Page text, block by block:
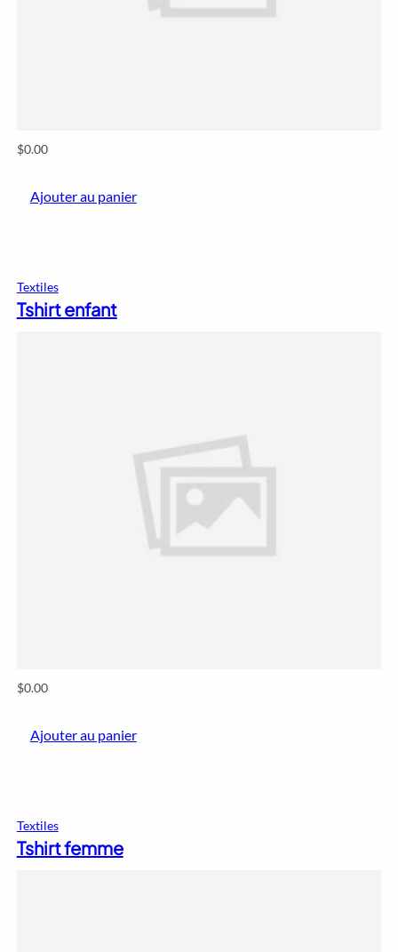
$0.00
Ajouter au panier
Textiles
Tshirt enfant
$0.00
Ajouter au panier
Textiles
Tshirt femme